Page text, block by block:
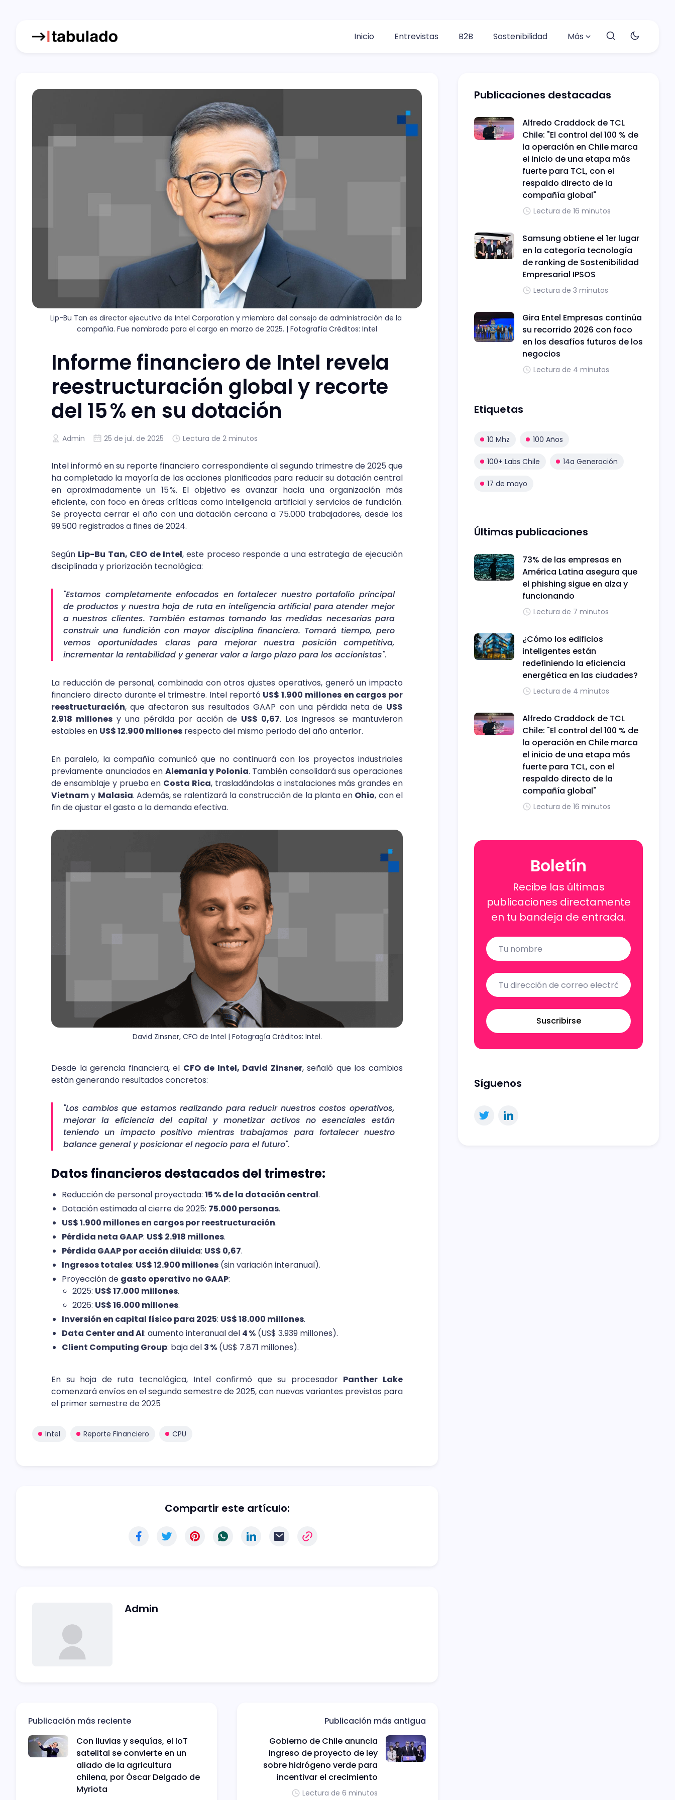
Inicio Entrevistas B2B Sostenibilidad Más
Lip-Bu Tan es director ejecutivo de Intel Corporation y miembro del consejo de administración de la
compañía. Fue nombrado para el cargo en marzo de 2025. | Fotografía Créditos: Intel
Informe financiero de Intel revela
reestructuración global y recorte
del 15 % en su dotación
Admin 25 de jul. de 2025 Lectura de 2 minutos
Intel informó en su reporte financiero correspondiente al segundo trimestre de 2025 que
ha completado la mayoría de las acciones planificadas para reducir su dotación central
en aproximadamente un 15 %. El objetivo es avanzar hacia una organización más
eficiente, con foco en áreas críticas como inteligencia artificial y servicios de fundición.
Se proyecta cerrar el año con una dotación cercana a 75.000 trabajadores, desde los
99.500 registrados a fines de 2024.
Según Lip-Bu Tan, CEO de Intel, este proceso responde a una estrategia de ejecución
disciplinada y priorización tecnológica:
"Estamos completamente enfocados en fortalecer nuestro portafolio principal
de productos y nuestra hoja de ruta en inteligencia artificial para atender mejor
a nuestros clientes. También estamos tomando las medidas necesarias para
construir una fundición con mayor disciplina financiera. Tomará tiempo, pero
vemos oportunidades claras para mejorar nuestra posición competitiva,
incrementar la rentabilidad y generar valor a largo plazo para los accionistas".
La reducción de personal, combinada con otros ajustes operativos, generó un impacto
financiero directo durante el trimestre. Intel reportó US$ 1.900 millones en cargos por
reestructuración, que afectaron sus resultados GAAP con una pérdida neta de US$
2.918 millones y una pérdida por acción de US$ 0,67. Los ingresos se mantuvieron
estables en US$ 12.900 millones respecto del mismo periodo del año anterior.
En paralelo, la compañía comunicó que no continuará con los proyectos industriales
previamente anunciados en Alemania y Polonia. También consolidará sus operaciones
de ensamblaje y prueba en Costa Rica, trasladándolas a instalaciones más grandes en
Vietnamy Malasia. Además, se ralentizará la construcción de la planta en Ohio, con el
fin de ajustar el gasto a la demanda efectiva.
David Zinsner, CFO de Intel | Fotogragía Créditos: Intel.
Desde la gerencia financiera, el CFO de Intel, David Zinsner, señaló que los cambios
están generando resultados concretos:
"Los cambios que estamos realizando para reducir nuestros costos operativos,
mejorar la eficiencia del capital y monetizar activos no esenciales están
teniendo un impacto positivo mientras trabajamos para fortalecer nuestro
balance general y posicionar el negocio para el futuro".
Datos financieros destacados del trimestre:
Reducción de personal proyectada: 15 % de la dotación central.
Dotación estimada al cierre de 2025: 75.000 personas.
US$ 1.900 millones en cargos por reestructuración.
Pérdida neta GAAP: US$ 2.918 millones.
Pérdida GAAP por acción diluida: US$ 0,67.
Ingresos totales: US$ 12.900 millones(sin variación interanual).
Proyección de gasto operativo no GAAP:
2025: US$ 17.000 millones.
2026: US$ 16.000 millones.
Inversión en capital físico para 2025: US$ 18.000 millones.
Data Center and AI: aumento interanual del 4 %(US$ 3.939 millones).
Client Computing Group: baja del 3 %(US$ 7.871 millones).
En su hoja de ruta tecnológica, Intel confirmó que su procesador Panther Lake
comenzará envíos en el segundo semestre de 2025, con nuevas variantes previstas para
el primer semestre de 2025
Intel Reporte Financiero CPU
Compartir este artículo:
Admin
Publicación más reciente
Con lluvias y sequías, el IoT
satelital se convierte en un
aliado de la agricultura
chilena, por Óscar Delgado de
Myriota
Publicación más antigua
Gobierno de Chile anuncia
ingreso de proyecto de ley
sobre hidrógeno verde para
incentivar el crecimiento
Lectura de 6 minutos
Publicaciones destacadas
Alfredo Craddock de TCL
Chile: "El control del 100 % de
la operación en Chile marca
el inicio de una etapa más
fuerte para TCL, con el
respaldo directo de la
compañía global"
Lectura de 16 minutos
Samsung obtiene el 1er lugar
en la categoría tecnología
de ranking de Sostenibilidad
Empresarial IPSOS
Lectura de 3 minutos
Gira Entel Empresas continúa
su recorrido 2026 con foco
en los desafíos futuros de los
negocios
Lectura de 4 minutos
Etiquetas
10 Mhz 100 Años
100+ Labs Chile 14a Generación
17 de mayo
Últimas publicaciones
73% de las empresas en
América Latina asegura que
el phishing sigue en alza y
funcionando
Lectura de 7 minutos
¿Cómo los edificios
inteligentes están
redefiniendo la eficiencia
energética en las ciudades?
Lectura de 4 minutos
Alfredo Craddock de TCL
Chile: "El control del 100 % de
la operación en Chile marca
el inicio de una etapa más
fuerte para TCL, con el
respaldo directo de la
compañía global"
Lectura de 16 minutos
Boletín
Recibe las últimas
publicaciones directamente
en tu bandeja de entrada.
Name
Email
Suscribirse
Síguenos